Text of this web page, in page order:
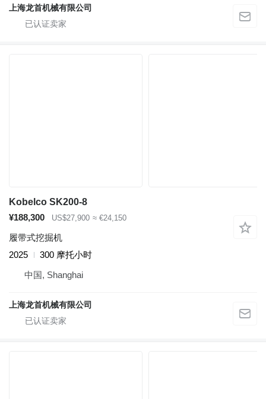
上海龙首机械有限公司
Kobelco SK200-8
¥188,300
US$27,900 ≈ €24,150
履带式挖掘机
2025
300 摩托小时
中国, Shanghai
上海龙首机械有限公司